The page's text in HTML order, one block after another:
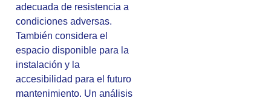
adecuada de resistencia a
condiciones adversas.
También considera el
espacio disponible para la
instalación y la
accesibilidad para el futuro
mantenimiento. Un análisis